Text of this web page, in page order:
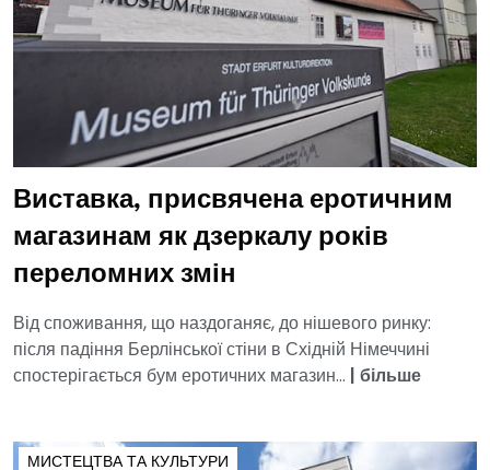
Виставка, присвячена еротичним
магазинам як дзеркалу років
переломних змін
Від споживання, що наздоганяє, до нішевого ринку:
після падіння Берлінської стіни в Східній Німеччині
спостерігається бум еротичних магазин... | більше
МИСТЕЦТВА ТА КУЛЬТУРИ